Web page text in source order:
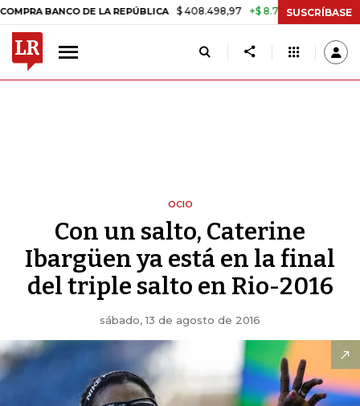
BANCO DE LA REPÚBLICA $ 408.498,97 +$ 8.753,81 +2,19%
SUSCRÍBASE
OCIO
Con un salto, Caterine
Ibargüen ya está en la final
del triple salto en Rio-2016
sábado, 13 de agosto de 2016